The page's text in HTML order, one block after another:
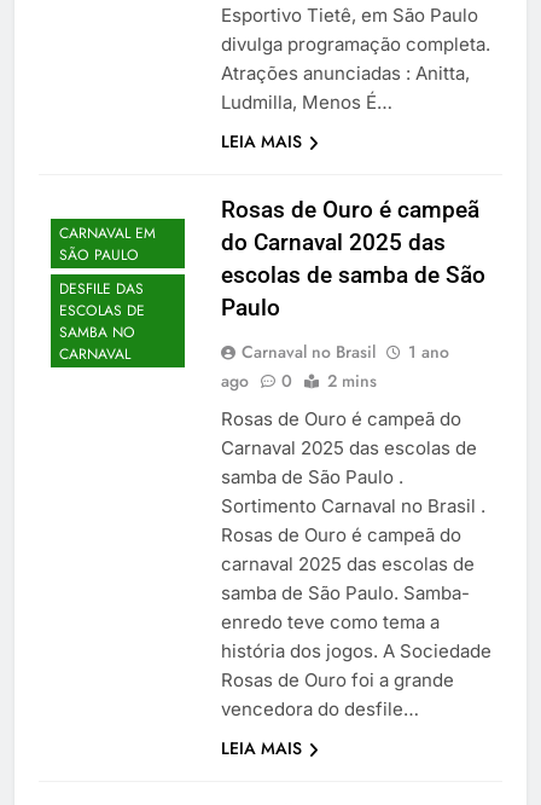
Esportivo Tietê, em São Paulo
divulga programação completa.
Atrações anunciadas : Anitta,
Ludmilla, Menos É…
LEIA MAIS
CARNAVAL EM
SÃO PAULO
DESFILE DAS
ESCOLAS DE
SAMBA NO
CARNAVAL
Rosas de Ouro é campeã
do Carnaval 2025 das
escolas de samba de São
Paulo
Carnaval no Brasil
1 ano
ago
0 2 mins
Rosas de Ouro é campeã do
Carnaval 2025 das escolas de
samba de São Paulo .
Sortimento Carnaval no Brasil .
Rosas de Ouro é campeã do
carnaval 2025 das escolas de
samba de São Paulo. Samba-
enredo teve como tema a
história dos jogos. A Sociedade
Rosas de Ouro foi a grande
vencedora do desfile…
LEIA MAIS